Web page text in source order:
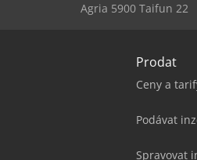
Agria 5900 Taifun 22
Prodat
Ceny a
Podávat
Spravovat